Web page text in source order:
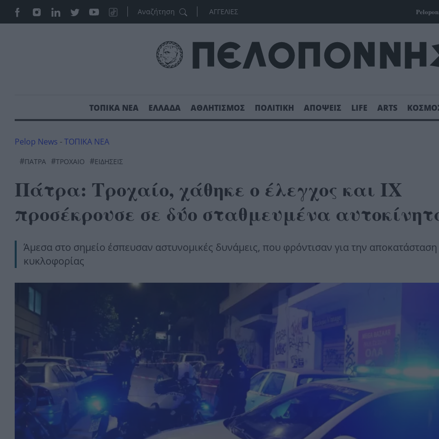
ΑΓΓΕΛΙΕΣ
ΤΟΠΙΚΑ ΝΕΑ ΕΛΛΑΔΑ ΑΘΛΗΤΙΣΜΟΣ ΠΟΛΙΤΙΚΗ ΑΠΟΨΕΙΣ LIFE ARTS
Pelop News -ΤΟΠΙΚΑ ΝΕΑ
#ΠΆΤΡΑ #ΤΡΟΧΑΙΟ #ΕΙΔΗΣΕΙΣ
Πάτρα: Τροχαίο, χάθηκε ο έλεγχος και ΙΧ
προσέκρουσε σε δύο σταθμευμένα
Άμεσα στο σημείο έσπευσαν αστυνομικές δυνάμεις, που φρόντισαν για την αποκατάσταση
κυκλοφορίας